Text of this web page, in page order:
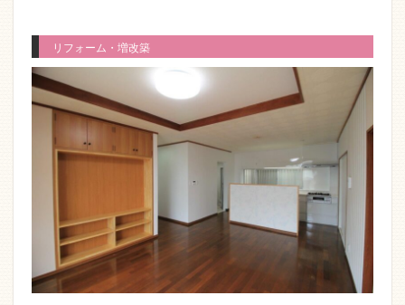
リフォーム・増改築